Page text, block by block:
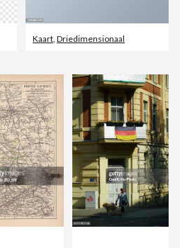
Kaart Driedimensionaal